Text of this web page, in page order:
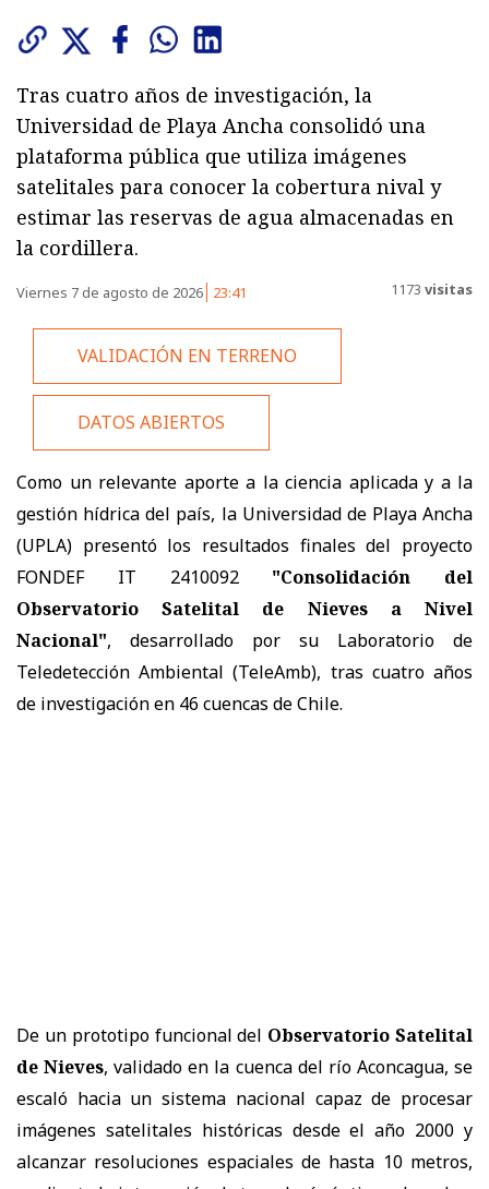
Tras cuatro años de investigación, la
Universidad de Playa Ancha consolidó una
plataforma pública que utiliza imágenes
satelitales para conocer la cobertura nival y
estimar las reservas de agua almacenadas en
la cordillera.
Viernes 7 de agosto de 2026 23:41 1173 visitas
VALIDACIÓN EN TERRENO
DATOS ABIERTOS
Como un relevante aporte a la ciencia aplicada y a la
gestión hídrica del país, la Universidad de Playa Ancha
(UPLA) presentó los resultados finales del proyecto
FONDEF IT 2410092
"Consolidación del
Observatorio Satelital de Nieves a Nivel
Nacional", desarrollado por su Laboratorio de
Teledetección Ambiental (TeleAmb), tras cuatro años
de investigación en 46 cuencas de Chile.
De un prototipo funcional del Observatorio Satelital
de Nieves, validado en la cuenca del río Aconcagua, se
escaló hacia un sistema nacional capaz de procesar
imágenes satelitales históricas desde el año 2000 y
alcanzar resoluciones espaciales de hasta 10 metros,